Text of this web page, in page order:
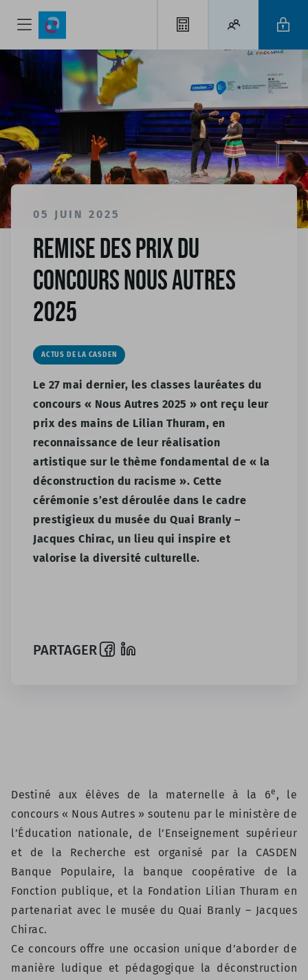
05 JUIN 2025
Remise des Prix du
concours Nous Autres
2025
ACTUS DE LA CASDEN
Le 27 mai dernier, les classes lauréates du
concours « Nous Autres 2025 » ont reçu leur
prix des mains de Lilian Thuram, en
reconnaissance de leur réalisation
artistique sur le thème fondamental de « la
déconstruction du racisme ». Cette
cérémonie s’est déroulée dans le cadre
prestigieux du musée du Quai Branly –
Jacques Chirac, un lieu qui inspire et
valorise la diversité culturelle.
PARTAGER
Destiné aux élèves de la maternelle à la 6e , le
concours « Nous Autres » soutenu par le ministère de
l’Éducation nationale, de l’Enseignement supérieur
et de la Recherche est organisé par la CASDEN
Banque Populaire, la banque coopérative de la
Fonction publique, et la Fondation Lilian Thuram en
partenariat avec le musée du Quai Branly – Jacques
Chirac.
Ce concours offre une occasion unique d’aborder de
manière ludique et pédagogique la déconstruction